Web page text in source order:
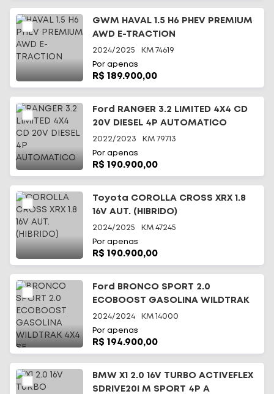
GWM HAVAL 1.5 H6 PHEV PREMIUM
AWD E-TRACTION
2024/2025 KM 74619
Por apenas
R$ 189.900,00
Ford RANGER 3.2 LIMITED 4X4 CD
20V DIESEL 4P AUTOMATICO
2022/2023 KM 79713
Por apenas
R$ 190.900,00
Toyota COROLLA CROSS XRX 1.8
16V AUT. (HIBRIDO)
2024/2025 KM 47245
Por apenas
R$ 190.900,00
Ford BRONCO SPORT 2.0
ECOBOOST GASOLINA WILDTRAK
4X4 SE
2024/2024 KM 14000
Por apenas
R$ 194.900,00
BMW X1 2.0 16V TURBO ACTIVEFLEX
SDRIVE20I M SPORT 4P A